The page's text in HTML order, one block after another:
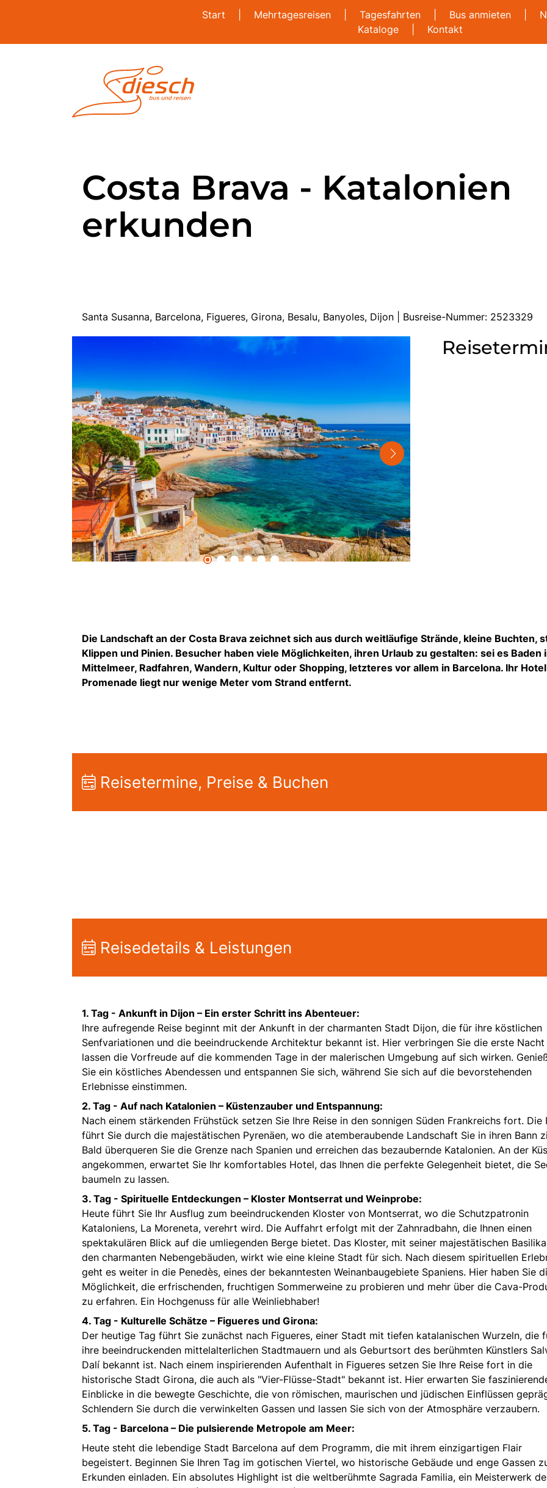
Start Mehrtagesreisen Tagesfahrten Bus anmieten
Kataloge
Kontakt
Costa Brava - Katalonien
erkunden
Santa Susanna, Barcelona, Figueres, Girona, Besalu, Banyoles, Dijon | Busreise-Nummer: 2523329
Die Landschaft an der Costa Brava zeichnet sich aus durch weitläufige Strände, kleine Buchten,
Klippen und Pinien. Besucher haben viele Möglichkeiten, ihren Urlaub zu gestalten: sei es Baden
Mittelmeer, Radfahren, Wandern, Kultur oder Shopping, letzteres vor allem in Barcelona. Ihr Hotel
Promenade liegt nur wenige Meter vom Strand entfernt.
Reisetermine, Preise & Buchen
Reisedetails & Leistungen
1. Tag - Ankunft in Dijon – Ein erster Schritt ins Abenteuer:
Ihre aufregende Reise beginnt mit der Ankunft in der charmanten Stadt Dijon, die für ihre köstlichen
Senfvariationen und die beeindruckende Architektur bekannt ist. Hier verbringen Sie die erste Nacht
lassen die Vorfreude auf die kommenden Tage in der malerischen Umgebung auf sich wirken.
Sie ein köstliches Abendessen und entspannen Sie sich, während Sie sich auf die bevorstehenden
Erlebnisse einstimmen.
2. Tag - Auf nach Katalonien – Küstenzauber und Entspannung:
Nach einem stärkenden Frühstück setzen Sie Ihre Reise in den sonnigen Süden Frankreichs fort. Die
führt Sie durch die majestätischen Pyrenäen, wo die atemberaubende Landschaft Sie in ihren Bann
Bald überqueren Sie die Grenze nach Spanien und erreichen das bezaubernde Katalonien. An der
angekommen, erwartet Sie Ihr komfortables Hotel, das Ihnen die perfekte Gelegenheit bietet, die
baumeln zu lassen.
3. Tag - Spirituelle Entdeckungen – Kloster Montserrat und Weinprobe:
Heute führt Sie Ihr Ausflug zum beeindruckenden Kloster von Montserrat, wo die Schutzpatronin
Kataloniens, La Moreneta, verehrt wird. Die Auffahrt erfolgt mit der Zahnradbahn, die Ihnen einen
spektakulären Blick auf die umliegenden Berge bietet. Das Kloster, mit seiner majestätischen
den charmanten Nebengebäuden, wirkt wie eine kleine Stadt für sich. Nach diesem spirituellen
geht es weiter in die Penedès, eines der bekanntesten Weinanbaugebiete Spaniens. Hier haben Sie
Möglichkeit, die erfrischenden, fruchtigen Sommerweine zu probieren und mehr über die Cava-
zu erfahren. Ein Hochgenuss für alle Weinliebhaber!
4. Tag - Kulturelle Schätze – Figueres und Girona:
Der heutige Tag führt Sie zunächst nach Figueres, einer Stadt mit tiefen katalanischen Wurzeln, die
ihre beeindruckenden mittelalterlichen Stadtmauern und als Geburtsort des berühmten Künstlers
Dalí bekannt ist. Nach einem inspirierenden Aufenthalt in Figueres setzen Sie Ihre Reise fort in die
historische Stadt Girona, die auch als "Vier-Flüsse-Stadt" bekannt ist. Hier erwarten Sie
Einblicke in die bewegte Geschichte, die von römischen, maurischen und jüdischen Einflüssen
Schlendern Sie durch die verwinkelten Gassen und lassen Sie sich von der Atmosphäre verzaubern.
5. Tag - Barcelona – Die pulsierende Metropole am Meer:
Heute steht die lebendige Stadt Barcelona auf dem Programm, die mit ihrem einzigartigen Flair
begeistert. Beginnen Sie Ihren Tag im gotischen Viertel, wo historische Gebäude und enge Gassen
Erkunden einladen. Ein absolutes Highlight ist die weltberühmte Sagrada Familia, ein Meisterwerk